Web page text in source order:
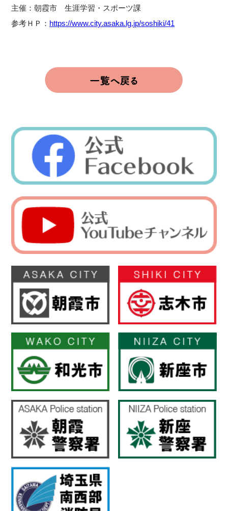
主催：朝霞市 生涯学習・スポーツ課
参考ＨＰ： https://www.city.asaka.lg.jp/soshiki/41